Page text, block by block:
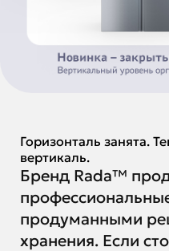
Горизонталь занята.
вертикаль.
Бренд Rada™
продуманными
хранения. Если